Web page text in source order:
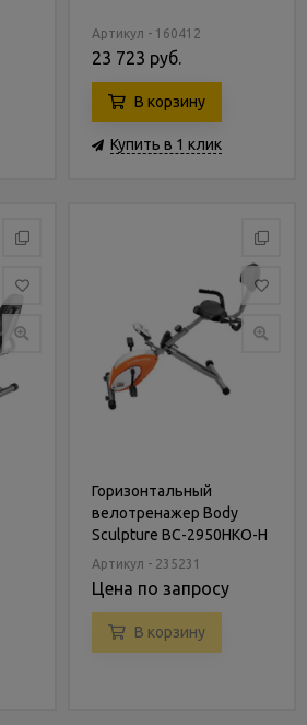
Артикул - 160412
23 723 руб.
В корзину
Купить в 1 клик
Горизонтальный
велотренажер Body
Sculpture BC-2950HKO-H
Артикул - 235231
Цена по запросу
В корзину